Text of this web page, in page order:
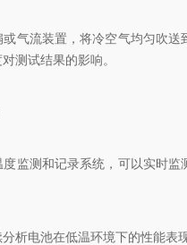
流装置，将冷空气均匀吹送
测试结果的影响。
测和记录系统，可以实时监
电池在低温环境下的性能表现